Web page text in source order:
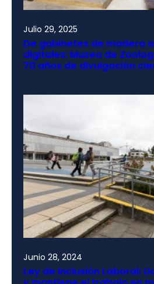
Julio 29, 2025
De gabinetes de madera
digitales: Museo de
70 años de divulgación
Junio 28, 2024
Ley de Inclusión Laboral: